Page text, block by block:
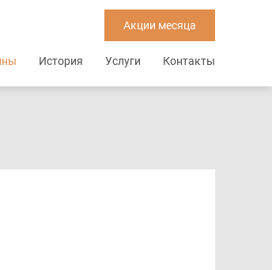
Акции месяца
История Услуги Контакты